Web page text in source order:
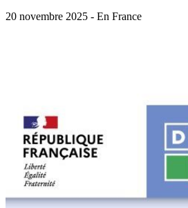
20 novembre 2025 - En France